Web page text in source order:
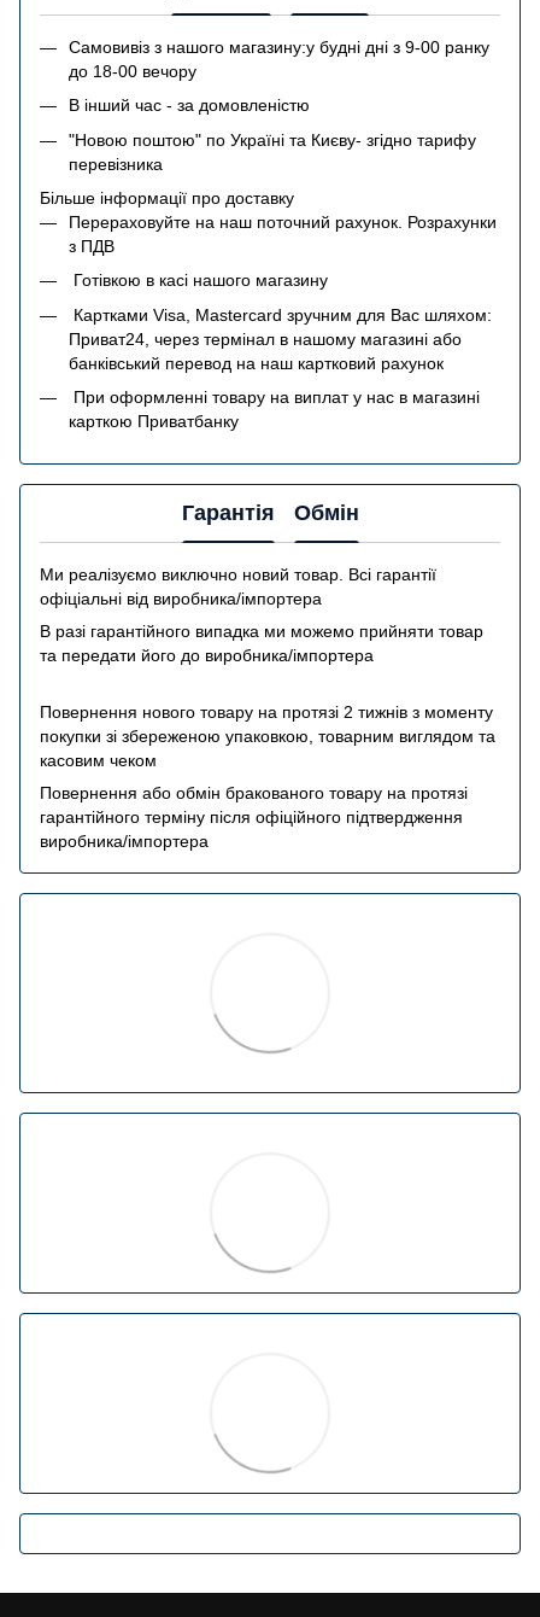
Самовивіз з нашого магазину:у будні дні з 9-00 ранку
до 18-00 вечору
В інший час - за домовленістю
"Новою поштою" по Україні та Києву- згідно тарифу
перевізника
Більше інформації про доставку
Перераховуйте на наш поточний рахунок. Розрахунки
з ПДВ
Готівкою в касі нашого магазину
Картками Visa, Mastercard зручним для Вас шляхом:
Приват24, через термінал в нашому магазині або
банківський перевод на наш картковий рахунок
При оформленні товару на виплат у нас в магазині
карткою Приватбанку
Гарантія Обмін
Ми реалізуємо виключно новий товар. Всі гарантії
офіціальні від виробника/імпортера
В разі гарантійного випадка ми можемо прийняти товар
та передати його до виробника/імпортера
Повернення нового товару на протязі 2 тижнів з моменту
покупки зі збереженою упаковкою, товарним виглядом та
касовим чеком
Повернення або обмін бракованого товару на протязі
гарантійного терміну після офіційного підтвердження
виробника/імпортера